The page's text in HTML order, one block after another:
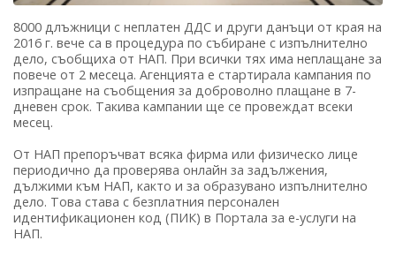
8000 длъжници с неплатен ДДС и други данъци от края на
2016 г. вече са в процедура по събиране с изпълнително
дело, съобщиха от НАП. При всички тях има неплащане за
повече от 2 месеца. Агенцията e стартирала кампания по
изпращане на съобщения за доброволно плащане в 7-
дневен срок. Такива кампании ще се провеждат всеки
месец.
От НАП препоръчват всяка фирма или физическо лице
периодично да проверява онлайн за задължения,
дължими към НАП, както и за образувано изпълнително
дело. Това става с безплатния персонален
идентификационен код (ПИК) в Портала за е-услуги на
НАП.